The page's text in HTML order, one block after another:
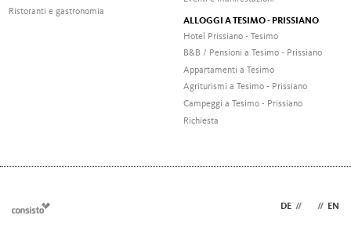
Ristoranti e gastronomia
ALLOGGI A TESIMO - PRISSIANO
Hotel Prissiano - Tesimo
B&B / Pensioni a Tesimo - Prissiano
Appartamenti a Tesimo
Agriturismi a Tesimo - Prissiano
Campeggi a Tesimo - Prissiano
Richiesta
DE // // EN